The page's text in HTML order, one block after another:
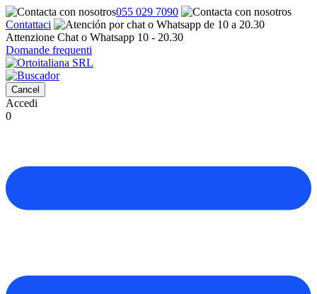
055 029 7090
Contattaci
Attenzione Chat o Whatsapp 10 - 20.30
Domande frequenti
Cancel
Accedi
0